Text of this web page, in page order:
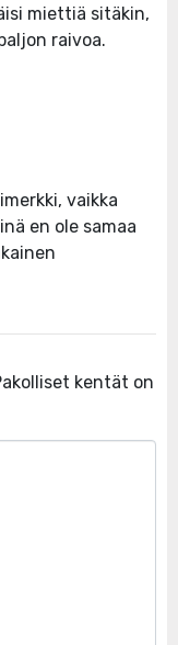
miettiä sitäkin,
raivoa.
vaikka
en ole samaa
kentät on